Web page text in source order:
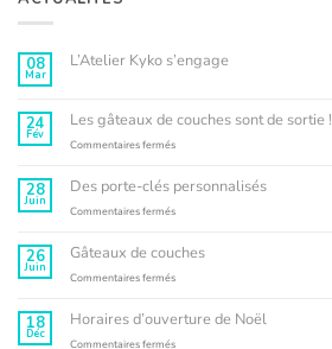
08
Mar
L’Atelier Kyko s’engage
L’Atelier
Kyko
s’engage
24
Fév
Les gâteaux de couches sont de sortie !
Commentaires ferméssur
de
couches
sortie
!
28
Juin
Des porte-clés personnalisés
Commentaires ferméssur
clés
personnalisés
26
Juin
Gâteaux de couches
Commentaires ferméssur
couches
18
Déc
Horaires d’ouverture de Noël
Commentaires ferméssur